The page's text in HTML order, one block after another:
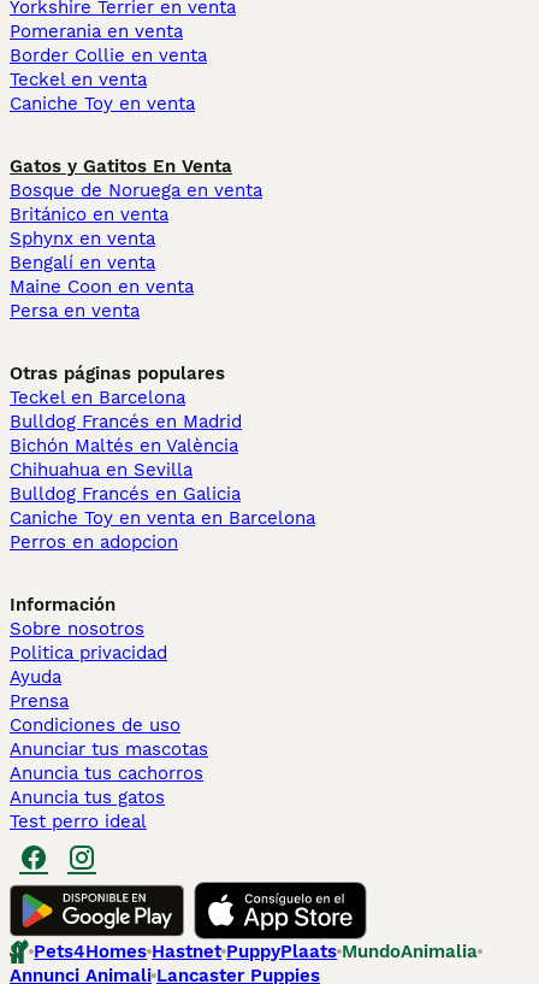
Yorkshire Terrier en venta
Pomerania en venta
Border Collie en venta
Teckel en venta
Caniche Toy en venta
Gatos y Gatitos En Venta
Bosque de Noruega en venta
Británico en venta
Sphynx en venta
Bengalí en venta
Maine Coon en venta
Persa en venta
Otras páginas populares
Teckel en Barcelona
Bulldog Francés en Madrid
Bichón Maltés en València
Chihuahua en Sevilla
Bulldog Francés en Galicia
Caniche Toy en venta en Barcelona
Perros en adopcion
Información
Sobre nosotros
Politica privacidad
Ayuda
Prensa
Condiciones de uso
Anunciar tus mascotas
Anuncia tus cachorros
Anuncia tus gatos
Test perro ideal
Pets4Homes Hastnet PuppyPlaats MundoAnimalia
Annunci Animali Lancaster Puppies